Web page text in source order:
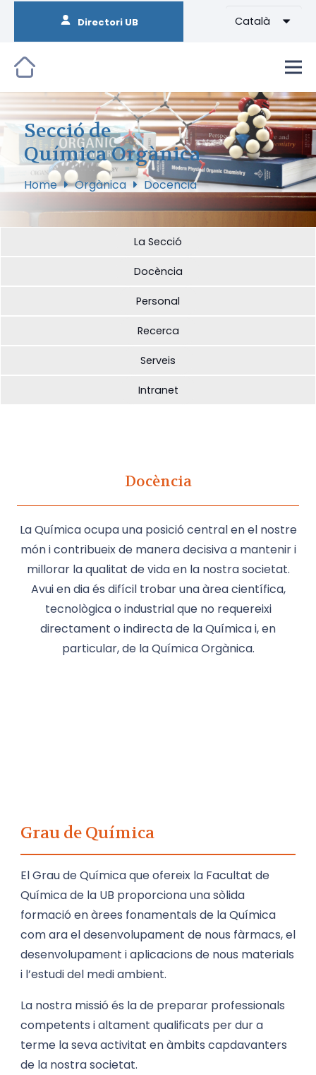
Directori UB Català
Secció de
Química Orgànica
Home Orgànica Docencia
La Secció
Docència
Personal
Recerca
Serveis
Intranet
Docència
La Química ocupa una posició central en el nostre
món i contribueix de manera decisiva a mantenir i
millorar la qualitat de vida en la nostra societat.
Avui en dia és difícil trobar una àrea científica,
tecnològica o industrial que no requereixi
directament o indirecta de la Química i, en
particular, de la Química Orgànica.
Grau de Química
El Grau de Química que ofereix la Facultat de
Química de la UB proporciona una sòlida
formació en àrees fonamentals de la Química
com ara el desenvolupament de nous fàrmacs, el
desenvolupament i aplicacions de nous materials
i l’estudi del medi ambient.
La nostra missió és la de preparar professionals
competents i altament qualificats per dur a
terme la seva activitat en àmbits capdavanters
de la nostra societat.